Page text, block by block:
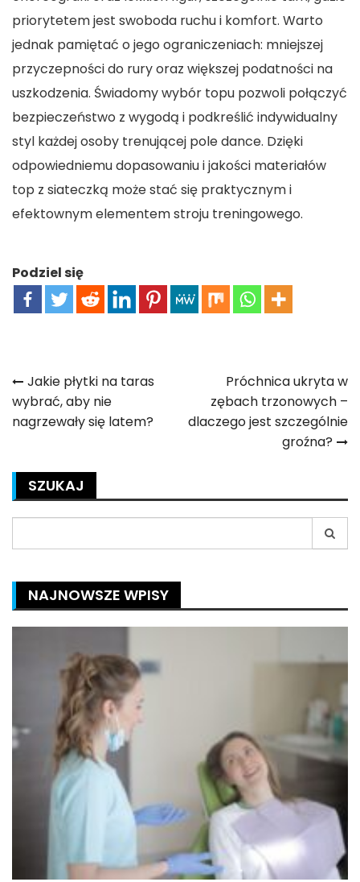
priorytetem jest swoboda ruchu i komfort. Warto
jednak pamiętać o jego ograniczeniach: mniejszej
przyczepności do rury oraz większej podatności na
uszkodzenia. Świadomy wybór topu pozwoli połączyć
bezpieczeństwo z wygodą i podkreślić indywidualny
styl każdej osoby trenującej pole dance. Dzięki
odpowiedniemu dopasowaniu i jakości materiałów
top z siateczką może stać się praktycznym i
efektownym elementem stroju treningowego.
Podziel się
Nawigacja
wpisu
Jakie płytki na taras
wybrać, aby nie
nagrzewały się latem?
Próchnica ukryta w
zębach trzonowych –
dlaczego jest szczególnie
groźna?
SZUKAJ
for:
NAJNOWSZE WPISY